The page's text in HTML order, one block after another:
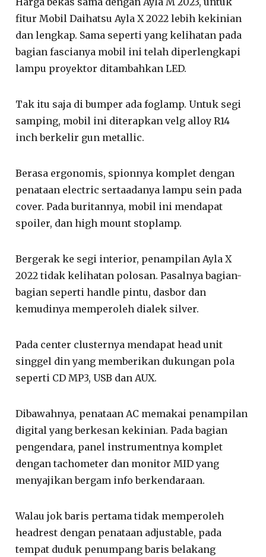
fitur Mobil Daihatsu Ayla X 2022 lebih kekinian
dan lengkap. Sama seperti yang kelihatan pada
bagian fascianya mobil ini telah diperlengkapi
lampu proyektor ditambahkan LED.
Tak itu saja di bumper ada foglamp. Untuk segi
samping, mobil ini diterapkan velg alloy R14
inch berkelir gun metallic.
Berasa ergonomis, spionnya komplet dengan
penataan electric sertaadanya lampu sein pada
cover. Pada buritannya, mobil ini mendapat
spoiler, dan high mount stoplamp.
Bergerak ke segi interior, penampilan Ayla X
2022 tidak kelihatan polosan. Pasalnya bagian-
bagian seperti handle pintu, dasbor dan
kemudinya memperoleh dialek silver.
Pada center clusternya mendapat head unit
singgel din yang memberikan dukungan pola
seperti CD MP3, USB dan AUX.
Dibawahnya, penataan AC memakai penampilan
digital yang berkesan kekinian. Pada bagian
pengendara, panel instrumentnya komplet
dengan tachometer dan monitor MID yang
menyajikan bergam info berkendaraan.
Walau jok baris pertama tidak memperoleh
headrest dengan penataan adjustable, pada
tempat duduk penumpang baris belakang